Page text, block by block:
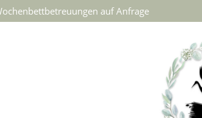
auf Anfrage